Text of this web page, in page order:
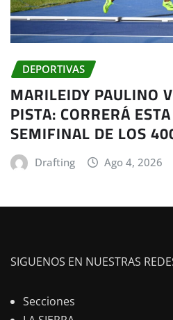
DEPORTIVAS
MARILEIDY PAULINO
PISTA: CORRERÁ
SEMIFINAL DE LOS
Drafting Ago 4, 2026
SIGUENOS EN NUESTRAS
Secciones